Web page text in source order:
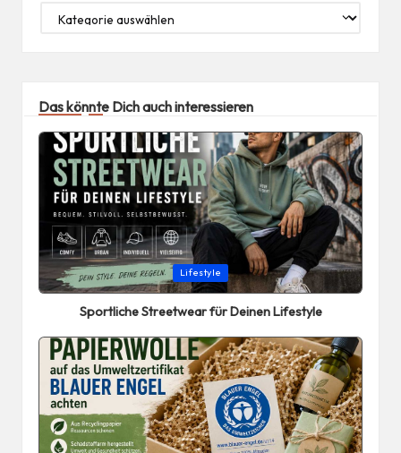
Das könnte Dich auch interessieren
Posted
in
Lifestyle
Sportliche Streetwear für Deinen Lifestyle